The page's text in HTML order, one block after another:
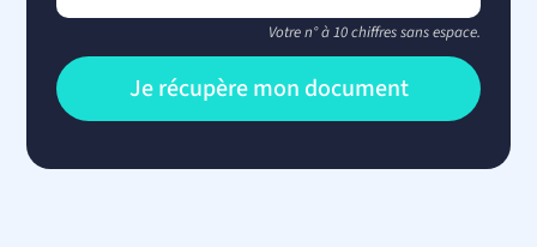
Votre n° à 10 chiffres sans espace.